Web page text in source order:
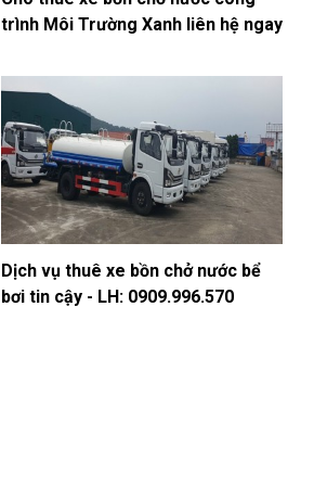
trình Môi Trường Xanh liên hệ ngay
Dịch vụ thuê xe bồn chở nước bể
bơi tin cậy - LH: 0909.996.570